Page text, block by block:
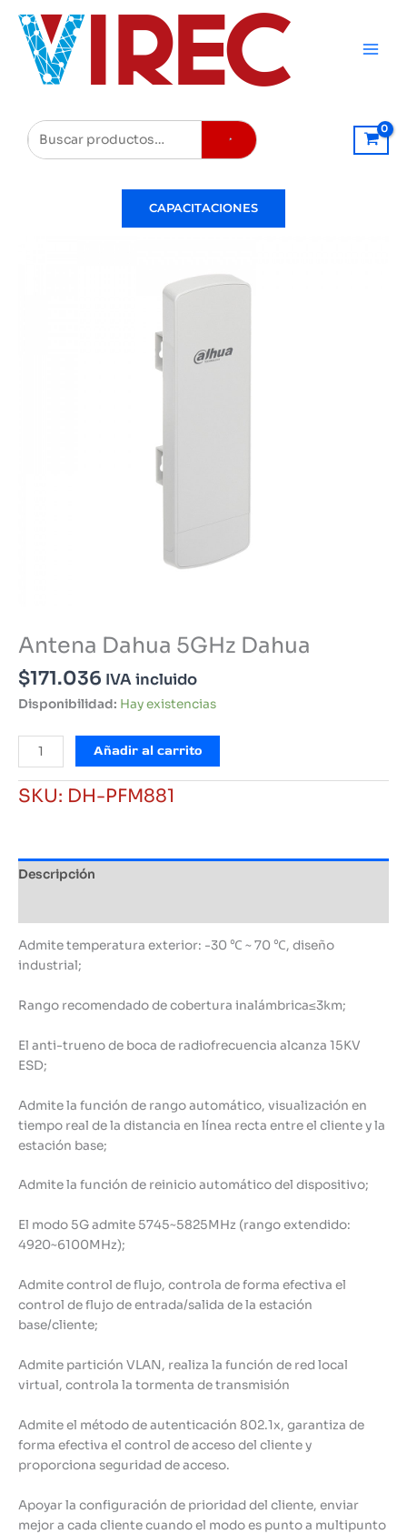
contenido
Buscar
CAPACITACIONES
Antena Dahua 5GHz Dahua
$171.036 IVA incluido
Disponibilidad: Hay existencias
Antena
Dahua
5GHz
Dahua
Añadir al carrito
SKU: DH-PFM881
Descripción
Admite temperatura exterior: -30 ℃ ~ 70 ℃, diseño
industrial;
Rango recomendado de cobertura inalámbrica≤3km;
El anti-trueno de boca de radiofrecuencia alcanza 15KV
ESD;
Admite la función de rango automático, visualización en
tiempo real de la distancia en línea recta entre el cliente y la
estación base;
Admite la función de reinicio automático del dispositivo;
El modo 5G admite 5745~5825MHz (rango extendido:
4920~6100MHz);
Admite control de flujo, controla de forma efectiva el
control de flujo de entrada/salida de la estación
base/cliente;
Admite partición VLAN, realiza la función de red local
virtual, controla la tormenta de transmisión
Admite el método de autenticación 802.1x, garantiza de
forma efectiva el control de acceso del cliente y
proporciona seguridad de acceso.
Apoyar la configuración de prioridad del cliente, enviar
mejor a cada cliente cuando el modo es punto a multipunto